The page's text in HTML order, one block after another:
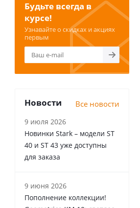
Будьте всегда в
курсе!
Узнавайте о скидках и акциях
первым
Новости Все новости
9 июля 2026
Новинки Stark – модели ST
40 и ST 43 уже доступны
для заказа
9 июня 2026
Пополнение коллекции!